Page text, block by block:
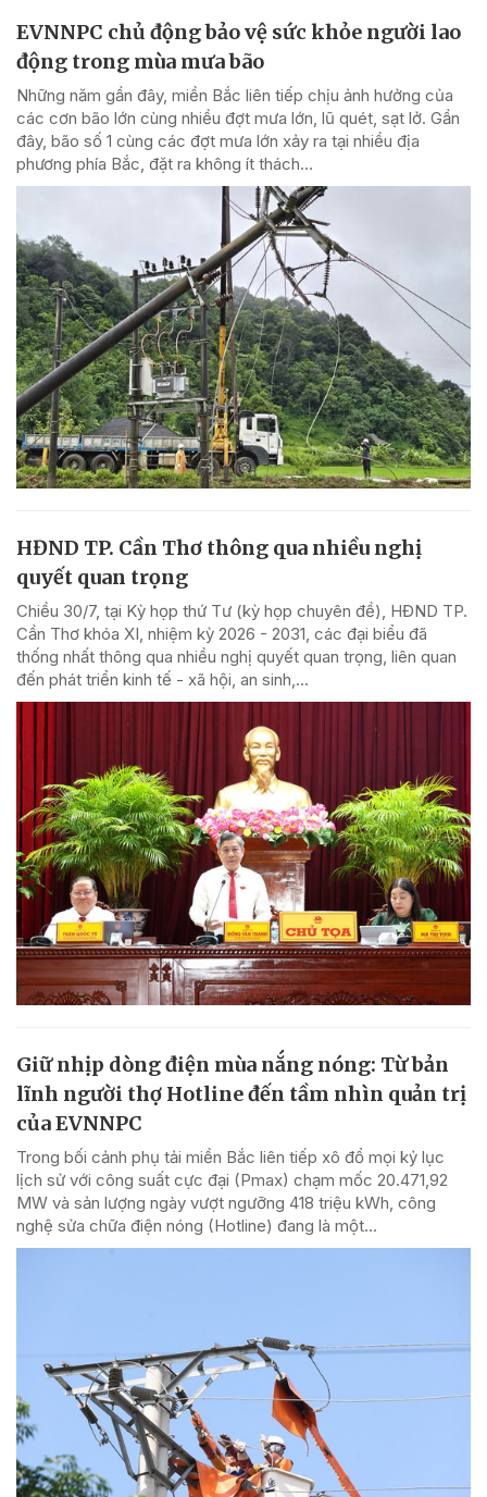
EVNNPC chủ động bảo vệ sức khỏe người lao
động trong mùa mưa bão
Những năm gần đây, miền Bắc liên tiếp chịu ảnh hưởng của
các cơn bão lớn cùng nhiều đợt mưa lớn, lũ quét, sạt lở. Gần
đây, bão số 1 cùng các đợt mưa lớn xảy ra tại nhiều địa
phương phía Bắc, đặt ra không ít thách...
HĐND TP. Cần Thơ thông qua nhiều nghị
quyết quan trọng
Chiều 30/7, tại Kỳ họp thứ Tư (kỳ họp chuyên đề), HĐND TP.
Cần Thơ khóa XI, nhiệm kỳ 2026 - 2031, các đại biểu đã
thống nhất thông qua nhiều nghị quyết quan trọng, liên quan
đến phát triển kinh tế - xã hội, an sinh,...
Giữ nhịp dòng điện mùa nắng nóng: Từ bản
lĩnh người thợ Hotline đến tầm nhìn quản trị
của EVNNPC
Trong bối cảnh phụ tải miền Bắc liên tiếp xô đổ mọi kỷ lục
lịch sử với công suất cực đại (Pmax) chạm mốc 20.471,92
MW và sản lượng ngày vượt ngưỡng 418 triệu kWh, công
nghệ sửa chữa điện nóng (Hotline) đang là một...